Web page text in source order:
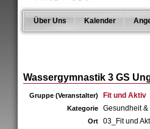
Über Uns Kalender
Wassergymnastik 3 GS
Gruppe (Veranstalter) Fit und Aktiv
Kategorie Gesundheit &
Ort 03_Fit und